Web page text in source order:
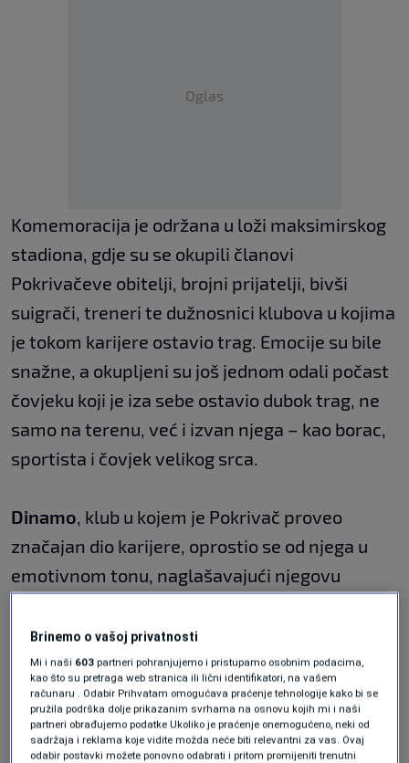
Oglas
Komemoracija je održana u loži maksimirskog
stadiona, gdje su se okupili članovi
Pokrivačeve obitelji, brojni prijatelji, bivši
suigrači, treneri te dužnosnici klubova u kojima
je tokom karijere ostavio trag. Emocije su bile
snažne, a okupljeni su još jednom odali počast
čovjeku koji je iza sebe ostavio dubok trag, ne
samo na terenu, već i izvan njega – kao borac,
sportista i čovjek velikog srca.
Dinamo, klub u kojem je Pokrivač proveo
značajan dio karijere, oprostio se od njega u
emotivnom tonu, naglašavajući njegovu
pokazivao i u najtežim trenucima života.
Pokrivač će ostati zapamćen kao jedan od onih
koji su, unatoč teškim životnim izazovima,
uvijek nosili osmijeh i ljubav prema nogometu.
Brinemo o vašoj privatnosti
Mi i naši 603 partneri pohranjujemo i pristupamo osobnim podacima,
kao što su pretraga web stranica ili lični identifikatori, na vašem
računaru . Odabir Prihvatam omogućava praćenje tehnologije kako bi se
pružila podrška dolje prikazanim svrhama na osnovu kojih mi i naši
partneri obrađujemo podatke Ukoliko je praćenje onemogućeno, neki od
sadržaja i reklama koje vidite možda neće biti relevantni za vas. Ovaj
odabir postavki možete ponovno odabrati i pritom promijeniti trenutni